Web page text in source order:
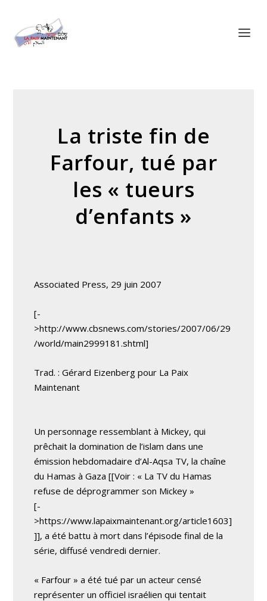
La triste fin de
Farfour, tué par
les « tueurs
d’enfants »
Associated Press, 29 juin 2007
[-
>http://www.cbsnews.com/stories/2007/06/29
/world/main2999181.shtml]
Trad. : Gérard Eizenberg pour La Paix
Maintenant
Un personnage ressemblant à Mickey, qui
prêchait la domination de l’islam dans une
émission hebdomadaire d’Al-Aqsa TV, la chaîne
du Hamas à Gaza [[Voir : « La TV du Hamas
refuse de déprogrammer son Mickey »
[-
>https://www.lapaixmaintenant.org/article1603]
]], a été battu à mort dans l’épisode final de la
série, diffusé vendredi dernier.
« Farfour » a été tué par un acteur censé
représenter un officiel israélien qui tentait